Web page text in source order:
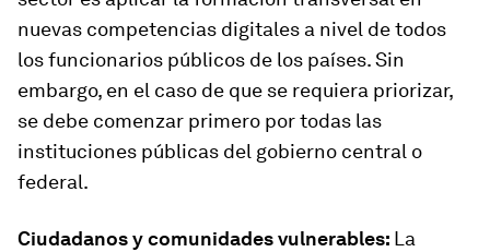
nuevas competencias digitales a nivel de todos
los funcionarios públicos de los países. Sin
embargo, en el caso de que se requiera priorizar,
se debe comenzar primero por todas las
instituciones públicas del gobierno central o
federal.
Ciudadanos y comunidades vulnerables: La